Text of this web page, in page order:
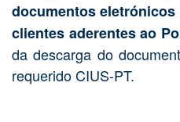
documentos
clientes aderentes ao
da descarga do
requerido CIUS-PT.